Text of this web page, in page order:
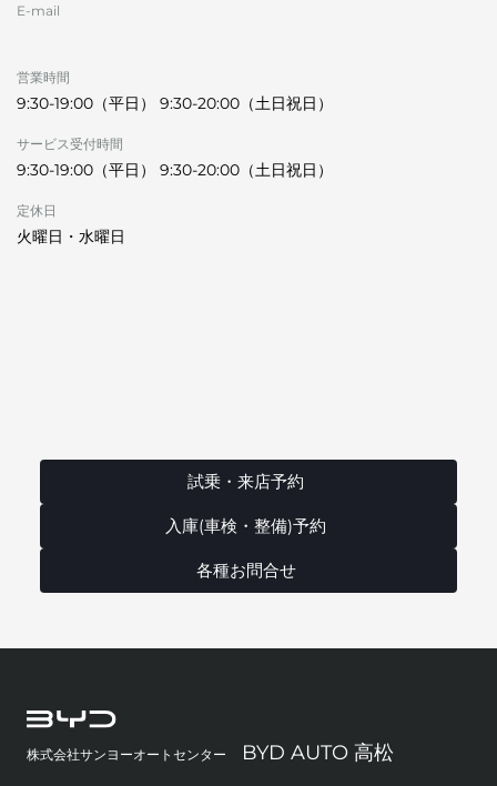
E-mail
営業時間
9:30-19:00（平日） 9:30-20:00（土日祝日）
サービス受付時間
9:30-19:00（平日） 9:30-20:00（土日祝日）
定休日
火曜日・水曜日
試乗・来店予約
入庫(車検・整備)予約
各種お問合せ
株式会社サンヨーオートセンター BYD AUTO 高松